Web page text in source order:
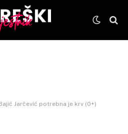
Jarčević potrebna je krv (0+)